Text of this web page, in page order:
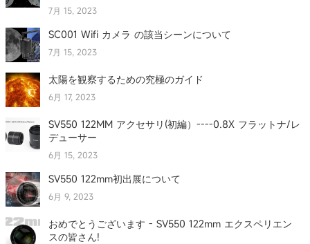
7月 15, 2023
SC001 Wifi カメラ の該当シーンについて
7月 15, 2023
太陽を観察するための究極のガイド
6月 17, 2023
SV550 122MM アクセサリ(初編）----0.8X フラットナ/レ
デューサー
6月 15, 2023
SV550 122mm初出展について
6月 9, 2023
おめでとうございます - SV550 122mm エクスペリエン
スの皆さん!